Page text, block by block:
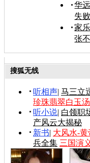
华
失
家
张
搜狐无线
听相声| 马三立
珍珠翡翠白玉汤
听小说| 白领职
产风云大揭秘
新书| 大风水-
兵全集 三国演义